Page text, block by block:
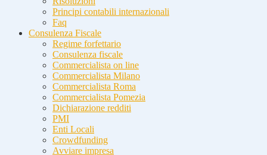
Principi contabili internazionali
Faq
Consulenza Fiscale
Regime forfettario
Consulenza fiscale
Commercialista on line
Commercialista Milano
Commercialista Roma
Commercialista Pomezia
Dichiarazione redditi
PMI
Enti Locali
Crowdfunding
Avviare impresa